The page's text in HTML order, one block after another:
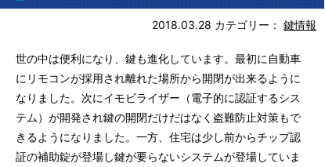
2018.03.28 カテゴリー： 鍵情報
世の中は便利になり、鍵も進化しています。最初に自動車
にリモコンが採用され離れた場所から開閉が出来るように
なりました。次にイモビライザー（電子的に認証するシス
テム）が開発され鍵の開閉だけだはなく盗難防止対策もで
きるようになりました。一方、住宅は少し前からチップ認
証の補助錠が登場し鍵が要らないシステムが登場していま